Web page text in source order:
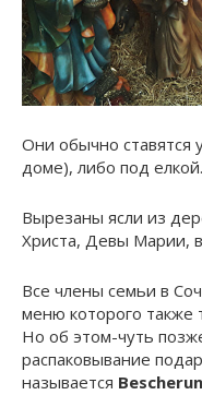
Они обычно ставятся
доме), либо под елкой.
Вырезаны ясли из
Христа, Девы Марии,
Все члены семьи в
меню которого также
Но об этом-чуть
распаковывание
называется